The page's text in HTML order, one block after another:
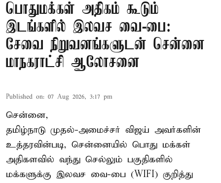
பொதுமக்கள் அதிகம் கூடும்
இடங்களில் இலவச வை-பை:
சேவை நிறுவனங்களுடன் சென்னை
மாநகராட்சி ஆலோசனை
Published on: 07 Aug 2026, 3:17 pm
சென்னை,
தமிழ்நாடு முதல்-அமைச்சர் விஜய் அவர்களின்
உத்தரவின்படி, சென்னையில் பொது மக்கள்
அதிகளவில் வந்து செல்லும் பகுதிகளில்
மக்களுக்கு இலவச வை-பை (WIFI) குறித்து